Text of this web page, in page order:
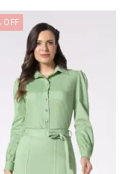
OFF